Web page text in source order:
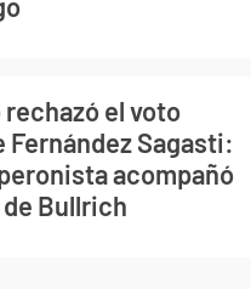
rechazó el voto
Fernández Sagasti:
acompañó
Bullrich